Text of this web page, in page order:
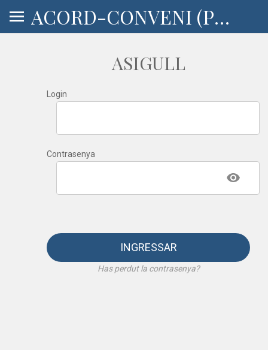
ACORD-CONVENI (PERMISOS, AJUDES)
ASIGULL
Login
Contrasenya
INGRESSAR
Has perdut la contrasenya?